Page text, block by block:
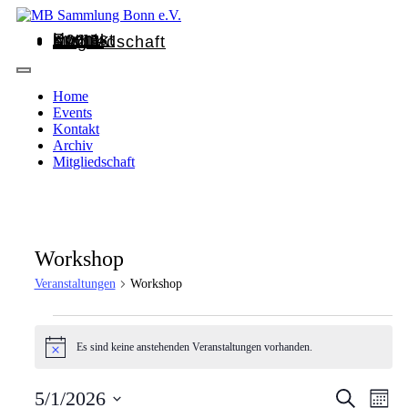
Home
Events
Kontakt
Archiv
Mitgliedschaft
Home
Events
Kontakt
Archiv
Mitgliedschaft
Workshop
Veranstaltungen Workshop
HinweisEs sind keine anstehenden Veranstaltungen vorhanden.
Suche
Monat
5/1/2026